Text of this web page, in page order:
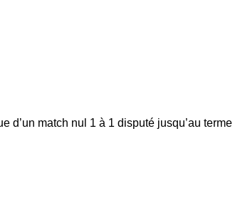
d’un match nul 1 à 1 disputé jusqu’au terme